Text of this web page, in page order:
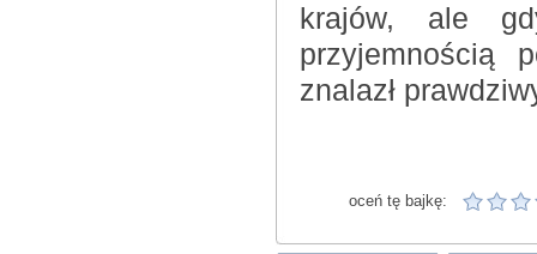
krajów, ale
przyjemnością
znalazł
oceń tę bajkę: